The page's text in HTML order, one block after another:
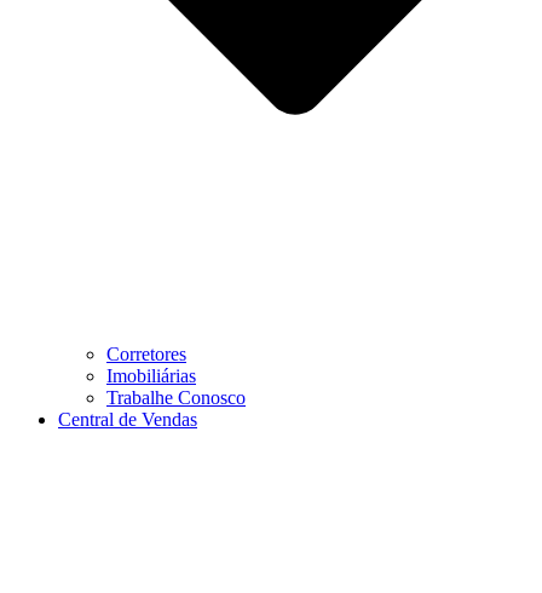
Corretores
Imobiliárias
Trabalhe Conosco
Central de Vendas